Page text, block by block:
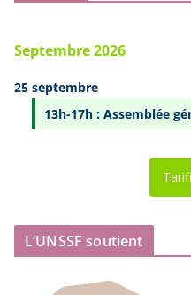
Septembre 2026
25 septembre
13h-17h : Assemblée
L’UNSSF soutient